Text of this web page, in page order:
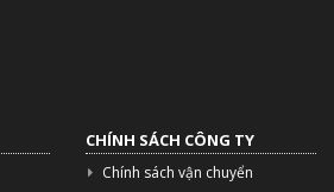
CHÍNH SÁCH CÔNG TY
Chính sách vận chuyển